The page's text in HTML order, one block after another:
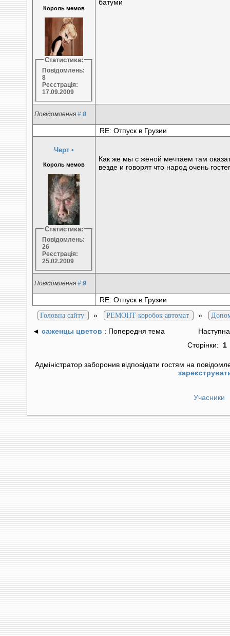
Король мемов
Статистика:
Повідомлень:
8
Реєстрація:
17.09.2009
батуми
Повідомлення # 8
RE: Отпуск в Грузии
Чeрт •
Король мемов
Статистика:
Повідомлень:
26
Реєстрація:
25.02.2009
Как же мы с женой мечтаем там
везде и говорят что народ очень
Повідомлення # 9
RE: Отпуск в Грузии
Головна сайту » РЕМОНТ коробок автомат »
◄ саженцы цветов : Попередня тема
Сторінки: 1
Адміністратор заборонив відповідати гостям на
Учасники